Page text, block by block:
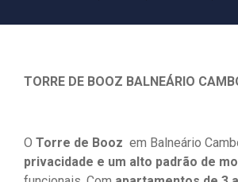
TORRE DE BOOZ BALNEÁRIO
O Torre de Booz em Balneário
privacidade e um alto padrão de